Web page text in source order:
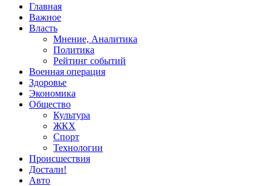
Главная
Важное
Власть
Мнение, Аналитика
Политика
Рейтинг событий
Военная операция
Здоровье
Экономика
Общество
Культура
ЖКХ
Спорт
Технологии
Происшествия
Достали!
Авто